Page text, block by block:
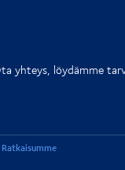
yhteys, löydämme
Ratkaisumme